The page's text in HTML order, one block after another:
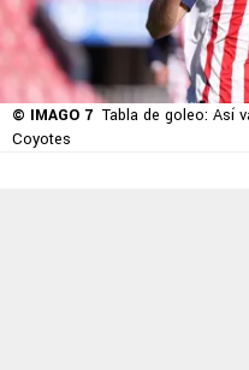
© IMAGO 7 Tabla de goleo: Así
Coyotes